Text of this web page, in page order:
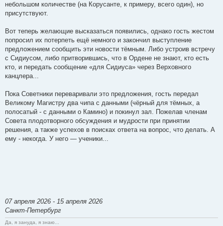
небольшом количестве (на Корусанте, к примеру, всего один), но
присутствуют.
Вот теперь желающие высказаться появились, однако гость жестом
попросил их потерпеть ещё немного и закончил выступление
предложением сообщить эти новости тёмным. Либо устроив встречу
с Сидиусом, либо притворившись, что в Ордене не знают, кто есть
кто, и передать сообщение «для Сидиуса» через Верховного
канцлера...
Пока Советники переваривали это предложения, гость передал
Великому Магистру два чипа с данными (чёрный для тёмных, а
полосатый - с данными о Камино) и покинул зал. Пожелав членам
Совета плодотворного обсуждения и мудрости при принятии
решения, а также успехов в поисках ответа на вопрос, что делать. А
ему - некогда. У него — ученики...
07 апреля 2026 - 15 апреля 2026
Санкт-Петербург
Да, я зануда, я знаю...